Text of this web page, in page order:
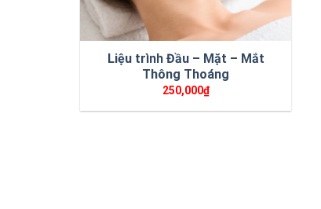
Liệu trình Đầu – Mặt – Mắt
Thông Thoáng
250,000₫